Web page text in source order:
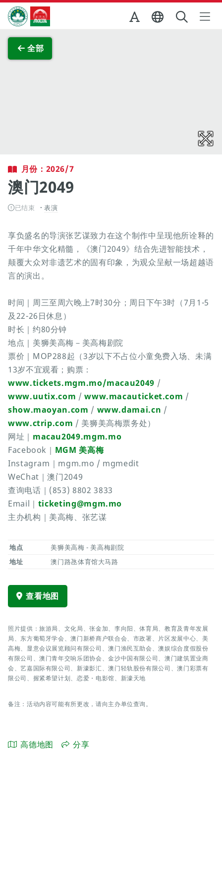
跳至主内容
澳门特别行政区政府旅游局
全部
月份：2026/7
澳门2049
已结束 表演
享负盛名的导演张艺谋致力在这个制作中呈现他所诠释的
千年中华文化精髓，《澳门2049》结合先进智能技术，
颠覆大众对非遗艺术的固有印象，为观众呈献一场超越语
言的演出。
时间｜周三至周六晚上7时30分；周日下午3时（7月1-5
及22-26日休息）
时长｜约80分钟
地点｜美狮美高梅－美高梅剧院
票价｜MOP288起（3岁以下不占位小童免费入场、未满
13岁不宜观看；购票：
www.tickets.mgm.mo/macau2049 /
www.uutix.com /www.macauticket.com /
show.maoyan.com / www.damai.cn /
www.ctrip.com / 美狮美高梅票务处）
网址｜ macau2049.mgm.mo
Facebook｜ MGM 美高梅
Instagram｜mgm.mo / mgmedit
WeChat｜澳门2049
查询电话｜(853) 8802 3833
Email｜ ticketing@mgm.mo
主办机构｜美高梅、张艺谋
地点
美狮美高梅 - 美高梅剧院
地址
澳门路氹体育馆大马路
查看地图
照片提供：旅游局、文化局、张金加、李向阳、体育局、教育及青年发展
局、东方葡萄牙学会、澳门新桥商户联合会、市政署、片区发展中心、美
高梅、显意会议展览顾问有限公司、澳门渔民互助会、澳娱综合度假股份
有限公司、澳门青年交响乐团协会、金沙中国有限公司、澳门建筑置业商
会、艺嘉国际有限公司、新濠影汇、澳门轻轨股份有限公司、澳门彩票有
限公司、握紧希望计划、恋爱・电影馆、新濠天地
备注：活动内容可能有所更改，请向主办单位查询。
高德地图 分享